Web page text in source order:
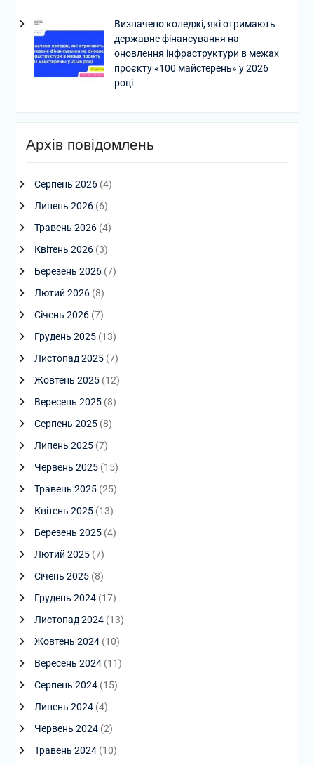
Визначено коледжі, які отримають
державне фінансування на
оновлення інфраструктури в межах
проєкту «100 майстерень» у 2026
році
Архів повідомлень
Серпень 2026(4)
Липень 2026(6)
Травень 2026(4)
Квітень 2026(3)
Березень 2026(7)
Лютий 2026(8)
Січень 2026(7)
Грудень 2025(13)
Листопад 2025(7)
Жовтень 2025(12)
Вересень 2025(8)
Серпень 2025(8)
Липень 2025(7)
Червень 2025(15)
Травень 2025(25)
Квітень 2025(13)
Березень 2025(4)
Лютий 2025(7)
Січень 2025(8)
Грудень 2024(17)
Листопад 2024(13)
Жовтень 2024(10)
Вересень 2024(11)
Серпень 2024(15)
Липень 2024(4)
Червень 2024(2)
Травень 2024(10)